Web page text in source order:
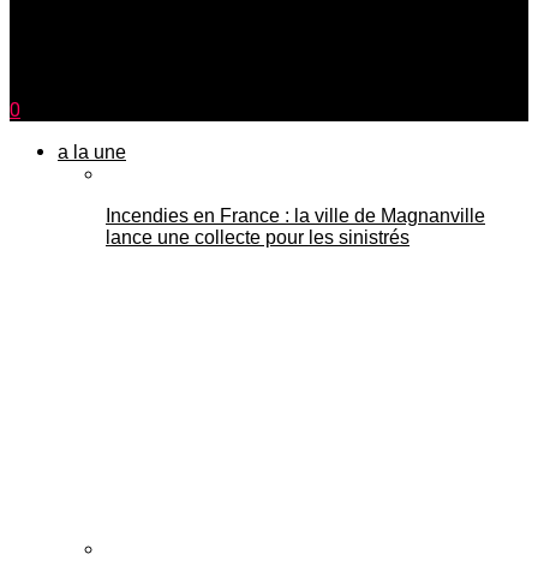
0
a la une
Incendies en France : la ville de Magnanville
lance une collecte pour les sinistrés